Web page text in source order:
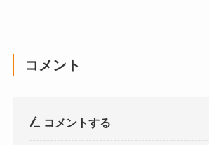
コメント
コメントする